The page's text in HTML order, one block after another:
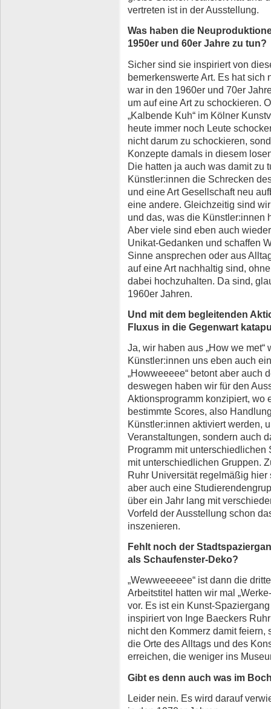
vertreten ist in der Ausstellung.
Was haben die
1950er und 60er Jahre zu tun?
Sicher sind sie inspiriert von
bemerkenswerte Art. Es hat
war in den 1960er und 70er
um auf eine Art zu schockieren.
„Kalbende Kuh“ im Kölner
heute immer noch Leute
nicht darum zu schockieren,
Konzepte damals in diesem
Die hatten ja auch was damit zu
Künstler:innen die Schrecken
und eine Art Gesellschaft neu
eine andere. Gleichzeitig sind
und das, was die Künstler:innen
Aber viele sind eben auch
Unikat-Gedanken und schaffen
Sinne ansprechen oder aus
auf eine Art nachhaltig sind,
dabei hochzuhalten. Da sind,
1960er Jahren.
Und mit dem begleitenden
Fluxus in die Gegenwart
Ja, wir haben aus „How we
Künstler:innen uns eben auch
„Howweeeee“ betont aber auch
deswegen haben wir für den
Aktionsprogramm konzipiert, wo
bestimmte Scores, also
Künstler:innen aktiviert werden,
Veranstaltungen, sondern auch
Programm mit
mit unterschiedlichen Gruppen.
Ruhr Universität regelmäßig
aber auch eine
über ein Jahr lang mit
Vorfeld der Ausstellung schon
inszenieren.
Fehlt noch der
als Schaufenster-Deko?
„Wewweeeeee“ ist dann die
Arbeitstitel hatten wir mal
vor. Es ist ein Kunst-
inspiriert von Inge Baeckers
nicht den Kommerz damit
die Orte des Alltags und des
erreichen, die weniger ins
Gibt es denn auch was im
Leider nein. Es wird darauf